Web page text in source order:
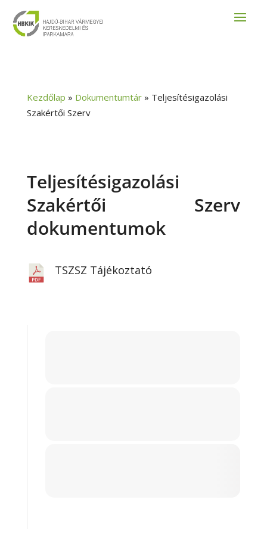
Kezdőlap » Dokumentumtár» Teljesítésigazolási
Szakértői Szerv
Teljesítésigazolási
Szakértői Szerv
dokumentumok
TSZSZ Tájékoztató